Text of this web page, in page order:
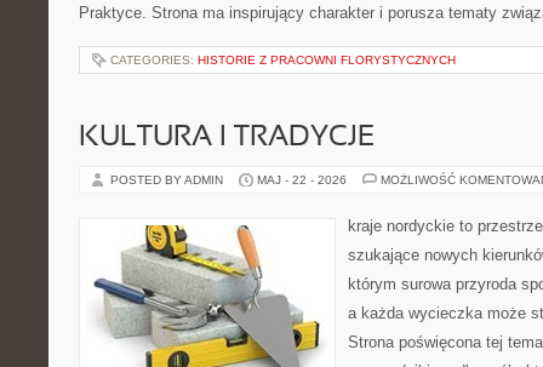
Praktyce. Strona ma inspirujący charakter i porusza tematy
CATEGORIES: HISTORIE Z PRACOWNI FLORYSTYCZNYCH
KULTURA I TRADYCJE
POSTED BY ADMIN MAJ - 22 - 2026 MOŻLIWOŚĆ
kraje nordyckie to
szukające nowych
którym surowa przyroda
a każda wycieczka może
Strona poświęcona tej